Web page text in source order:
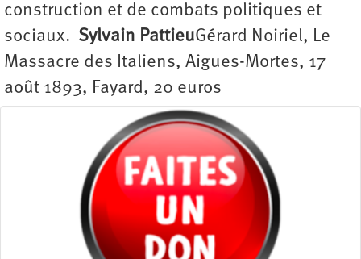
construction et de combats politiques et
sociaux. Sylvain PattieuGérard Noiriel, Le
Massacre des Italiens, Aigues-Mortes, 17
août 1893, Fayard, 20 euros